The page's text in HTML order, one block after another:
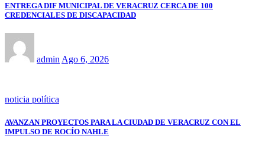
ENTREGA DIF MUNICIPAL DE VERACRUZ CERCA DE 100
CREDENCIALES DE DISCAPACIDAD
admin Ago 6, 2026
noticia política
AVANZAN PROYECTOS PARA LA CIUDAD DE VERACRUZ CON EL
IMPULSO DE ROCÍO NAHLE